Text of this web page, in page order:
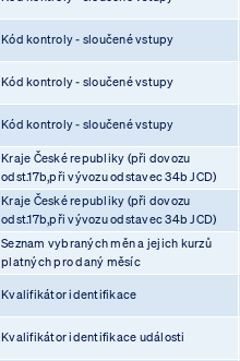
Kód kontroly - sloučené vstupy
Kód kontroly - sloučené vstupy
Kód kontroly - sloučené vstupy
Kraje České republiky (při dovozu
odst.17b,při vývozu odstavec 34b JCD)
Kraje České republiky (při dovozu
odst.17b,při vývozu odstavec 34b JCD)
Seznam vybraných měn a jejich kurzů
platných pro daný měsíc
Kvalifikátor identifikace
Kvalifikátor identifikace události